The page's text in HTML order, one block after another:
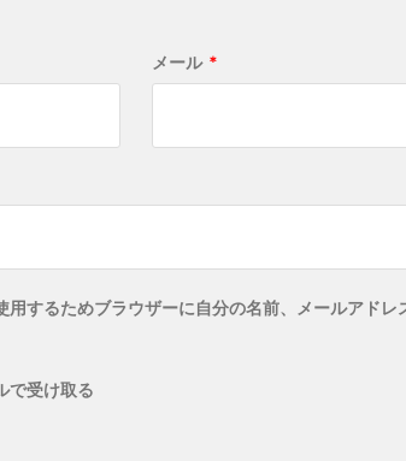
メール *
用するためブラウザーに自分の名前、メールアドレ
で受け取る